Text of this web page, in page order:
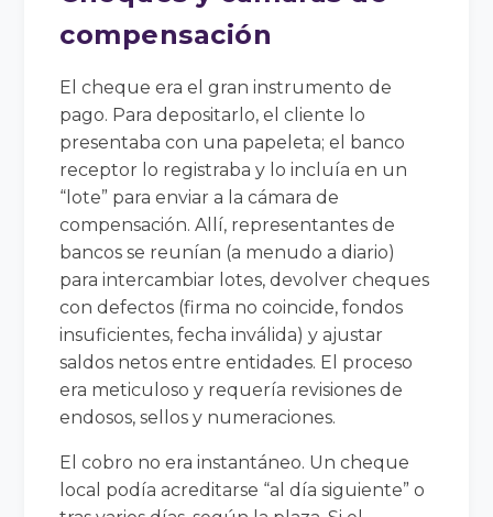
compensación
El cheque era el gran instrumento de
pago. Para depositarlo, el cliente lo
presentaba con una papeleta; el banco
receptor lo registraba y lo incluía en un
“lote” para enviar a la cámara de
compensación. Allí, representantes de
bancos se reunían (a menudo a diario)
para intercambiar lotes, devolver cheques
con defectos (firma no coincide, fondos
insuficientes, fecha inválida) y ajustar
saldos netos entre entidades. El proceso
era meticuloso y requería revisiones de
endosos, sellos y numeraciones.
El cobro no era instantáneo. Un cheque
local podía acreditarse “al día siguiente” o